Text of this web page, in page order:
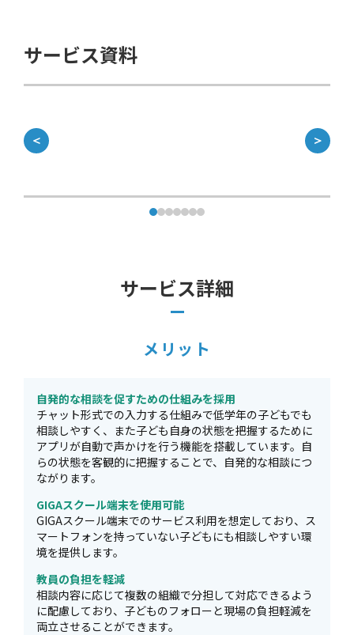
サービス資料
＜ ＞
サービス詳細
メリット
自発的な相談を促すための仕組みを採用
チャット形式での入力する仕組みで低学年の子どもでも
相談しやすく、また子ども自身の状態を把握するために
アプリが自動で声かけを行う機能を搭載しています。自
らの状態を客観的に把握することで、自発的な相談につ
ながります。
GIGAスクール端末を使用可能
GIGAスクール端末でのサービス利用を想定しており、ス
マートフォンを持っていない子どもにも相談しやすい環
境を提供します。
教員の負担を軽減
相談内容に応じて複数の組織で分担して対応できるよう
に配慮しており、子どものフォローと現場の負担軽減を
両立させることができます。